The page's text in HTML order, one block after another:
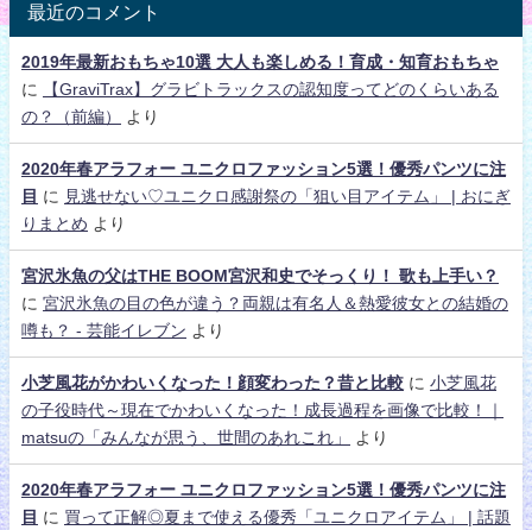
最近のコメント
2019年最新おもちゃ10選 大人も楽しめる！育成・知育おもちゃ
に
【GraviTrax】グラビトラックスの認知度ってどのくらいある
の？（前編）
より
2020年春アラフォー ユニクロファッション5選！優秀パンツに注
目 に
見逃せない♡ユニクロ感謝祭の「狙い目アイテム」 | おにぎ
りまとめ より
宮沢氷魚の父はTHE BOOM宮沢和史でそっくり！ 歌も上手い？
に 宮沢氷魚の目の色が違う？両親は有名人＆熱愛彼女との結婚の
噂も？ - 芸能イレブン より
小芝風花がかわいくなった！顔変わった？昔と比較 に 小芝風花
の子役時代～現在でかわいくなった！成長過程を画像で比較！｜
matsuの「みんなが思う、世間のあれこれ」
より
2020年春アラフォー ユニクロファッション5選！優秀パンツに注
目 に 買って正解◎夏まで使える優秀「ユニクロアイテム」 | 話題